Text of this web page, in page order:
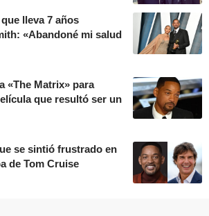
lleva 7 años
«Abandoné mi salud
«The Matrix» para
que resultó ser un
se sintió frustrado en
de Tom Cruise